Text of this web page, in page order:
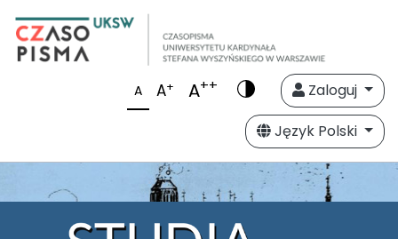
A A+ A++
Zaloguj
Język Polski